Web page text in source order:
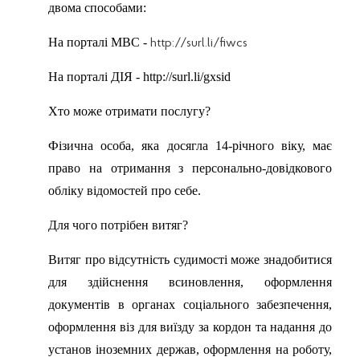
двома способами:
На порталі МВС - http://surl.li/fiwcs
На порталі ДІЯ - http://surl.li/gxsid
Хто може отримати послугу?
Фізична особа, яка досягла 14-річного віку, має
право на отримання з персонально-довідкового
обліку відомостей про себе.
Для чого потрібен витяг?
Витяг про відсутність судимості може знадобитися
для здійснення всиновлення, оформлення
документів в органах соціального забезпечення,
оформлення віз для виїзду за кордон та надання до
установ іноземних держав, оформлення на роботу,